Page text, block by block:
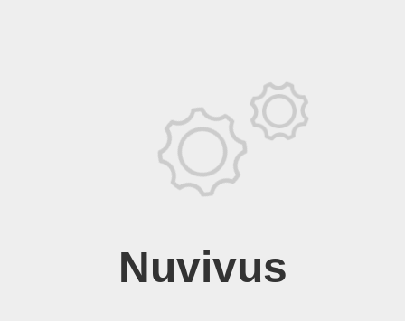
Nuvivus